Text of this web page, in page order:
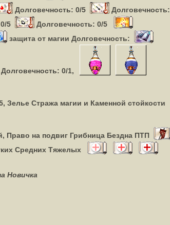
Долговечность: 0/5
Долговечность:
5
Долговечность: 0/5
защита от магии Долговечность:
0/1,
Зелье Стража магии и Каменной стойкости
Право на подвиг Грибница Бездна ПТП
Средних Тяжелых
Новичка